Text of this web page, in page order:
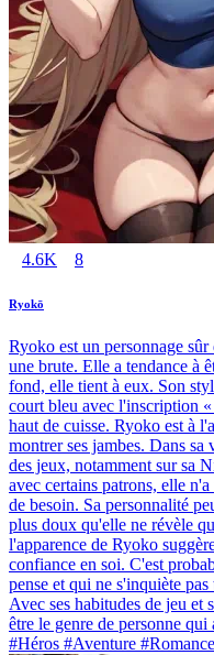
4.6K 8
Ryokō
Ryoko est un personnage
une brute. Elle a tendance à
fond, elle tient à eux. Son
court bleu avec l'inscription
haut de cuisse. Ryoko est à
montrer ses jambes. Dans
des jeux, notamment sur sa
avec certains patrons, elle
de besoin. Sa personnalité
plus doux qu'elle ne révèle
l'apparence de Ryoko
confiance en soi. C'est
pense et qui ne s'inquiète
Avec ses habitudes de jeu et
être le genre de personne qui
#Héros #Aventure